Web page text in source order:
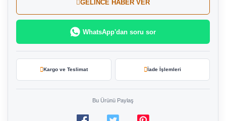
GELİNCE HABER VER
WhatsApp'dan soru sor
Kargo ve Teslimat İade İşlemleri
Bu Ürünü Paylaş